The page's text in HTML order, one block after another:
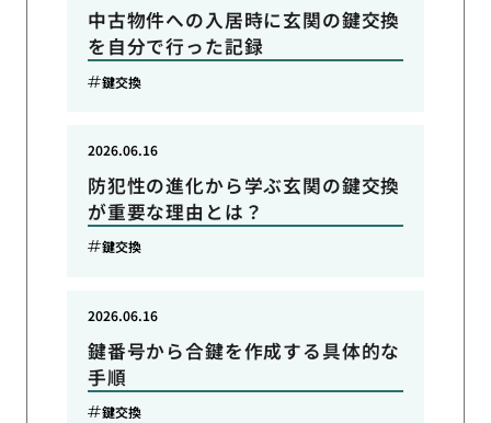
中古物件への入居時に玄関の鍵交換
を自分で行った記録
鍵交換
防犯性の進化から学ぶ玄関の鍵交換
が重要な理由とは？
2026.06.16
鍵交換
鍵番号から合鍵を作成する具体的な
手順
2026.06.16
鍵交換